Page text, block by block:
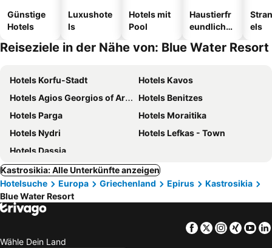
Günstige
Hotels
Luxushote
ls
Hotels mit
Pool
Haustierfr
eundliche
els
Reiseziele in der Nähe von: Blue Water Resort
Hotels Korfu-Stadt
Hotels Kavos
Hotels Agios Georgios of Argyrades
Hotels Benitzes
Hotels Parga
Hotels Moraitika
Hotels Nydri
Hotels Lefkas - Town
Hotels Dassia
Kastrosikia: Alle Unterkünfte anzeigen
Hotelsuche
Europa Griechenland Epirus
Kastrosikia
Blue Water Resort
Facebook
TwitterXing
Wähle Dein Land